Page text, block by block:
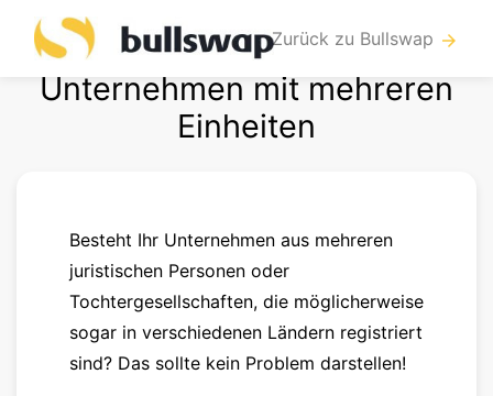
Zurück zu Bullswap arrow_forward
Unternehmen mit mehreren
Einheiten
Besteht Ihr Unternehmen aus mehreren
juristischen Personen oder
Tochtergesellschaften, die möglicherweise
sogar in verschiedenen Ländern registriert
sind? Das sollte kein Problem darstellen!